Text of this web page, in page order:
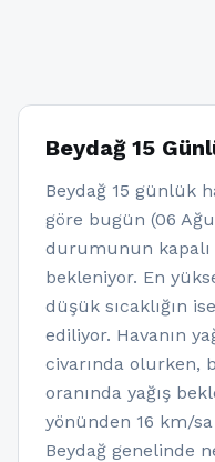
Beydağ 15
Beydağ 15 günlük
göre bugün (06
durumunun
bekleniyor. En
düşük sıcaklığın
ediliyor. Havanın
civarında olurken,
oranında yağış
yönünden 16 km/
Beydağ genelinde